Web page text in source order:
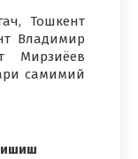
Тошкент
Владимир
Мирзиёев
самимий